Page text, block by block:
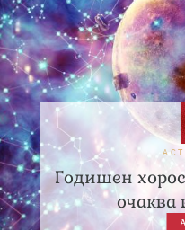
Годишен
очаква